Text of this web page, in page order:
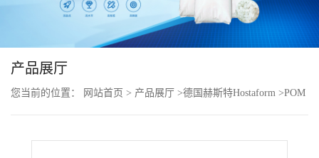
公
产品展厅
您当前的位置： 网站首页 > 产品展厅 >德国赫斯特Hostaform >POM